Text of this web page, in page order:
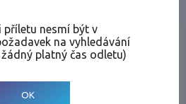
příletu nesmí být v
na vyhledávání
platný čas odletu)
OK